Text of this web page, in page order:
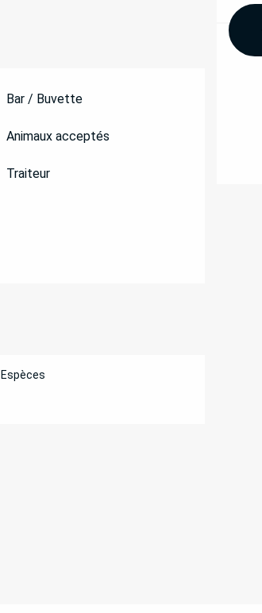
Bar / Buvette
Animaux acceptés
Traiteur
Espèces